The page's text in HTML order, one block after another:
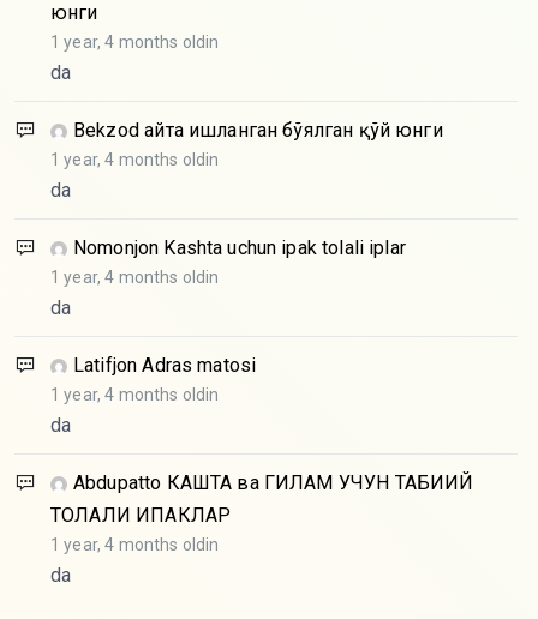
юнги
1 year, 4 months oldin
da
Bekzod Қайта ишланган бўялган қўй юнги
1 year, 4 months oldin
da
Nomonjon Kashta uchun ipak tolali iplar
1 year, 4 months oldin
da
Latifjon Adras matosi
1 year, 4 months oldin
da
Abdupatto КАШТА ва ГИЛАМ УЧУН ТАБИИЙ
ТОЛАЛИ ИПАКЛАР
1 year, 4 months oldin
da